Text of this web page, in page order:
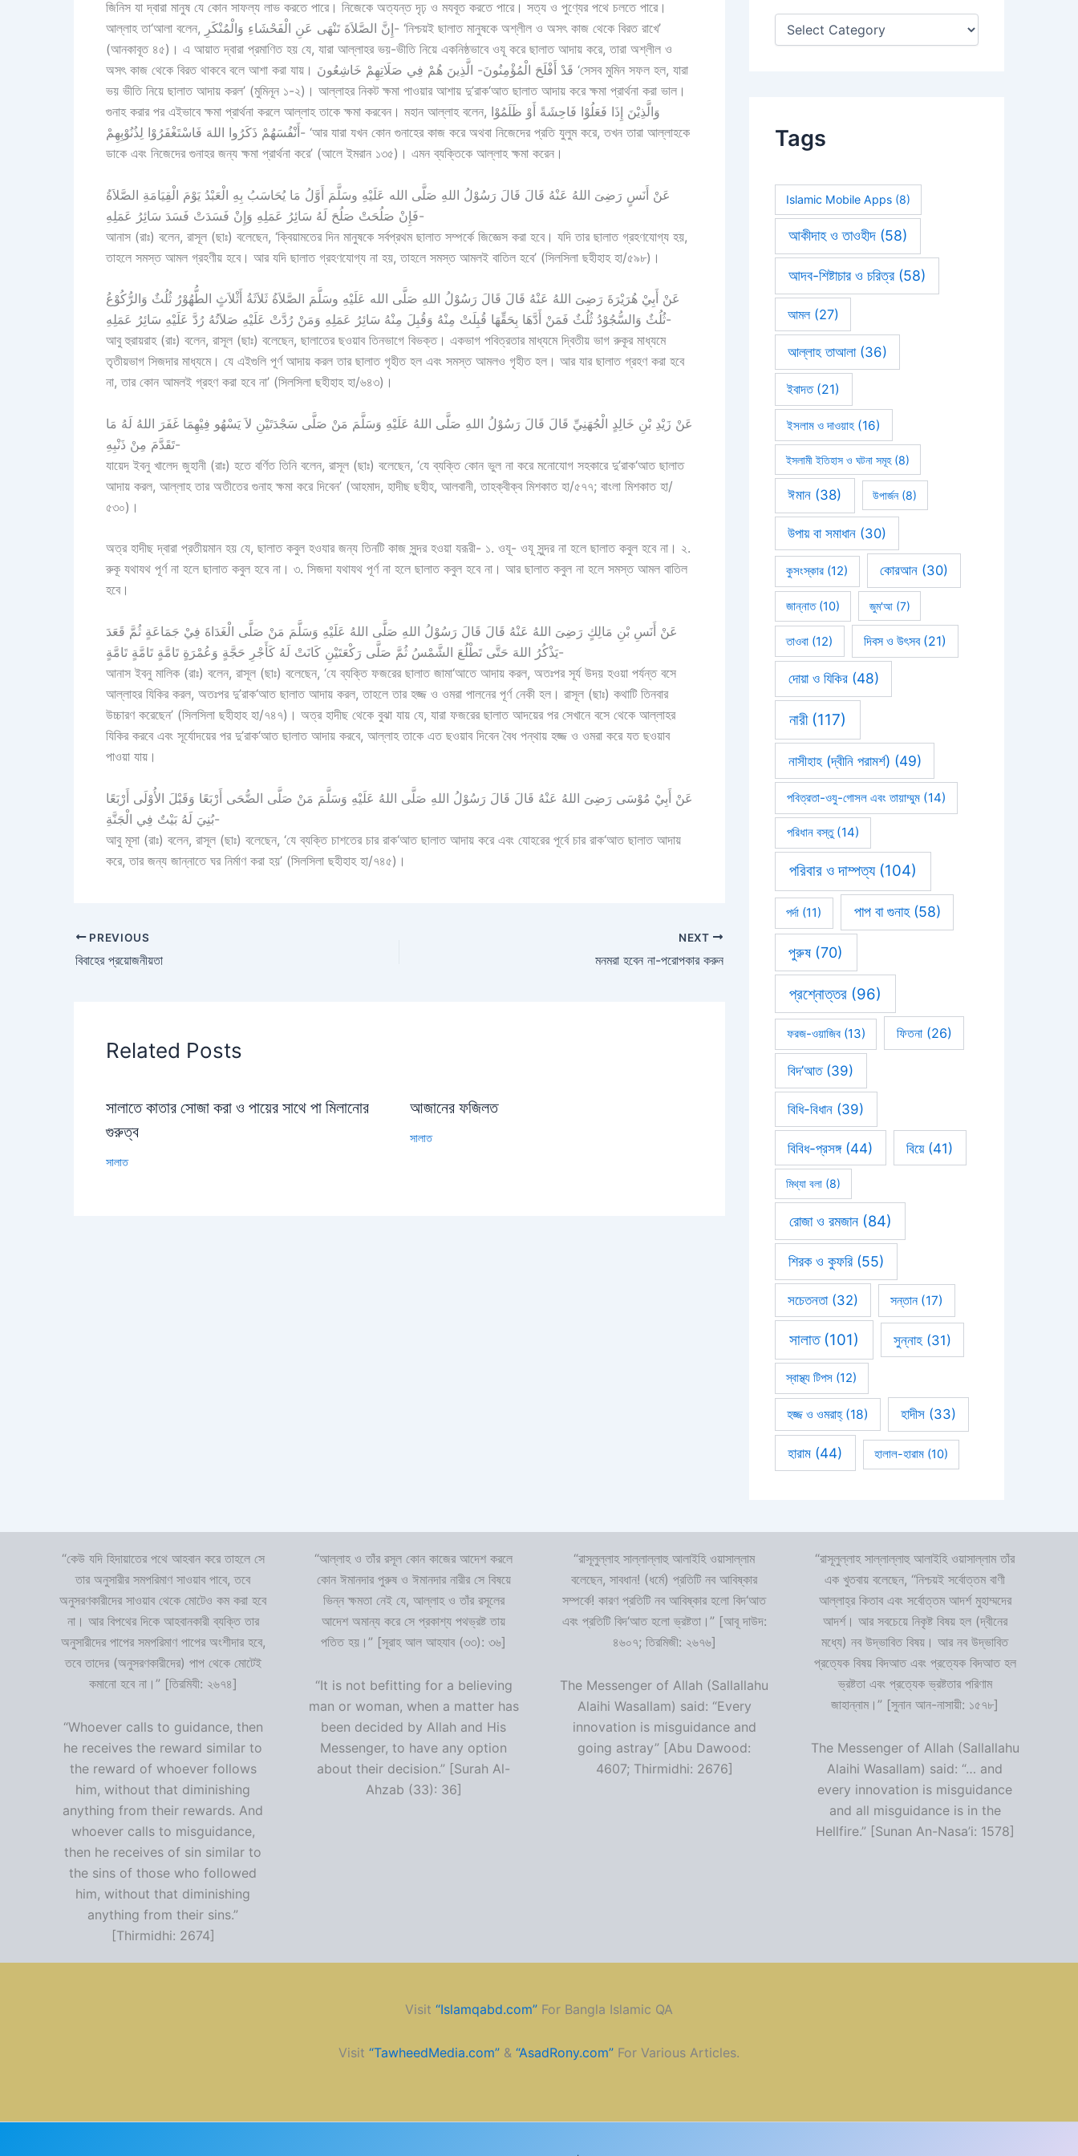
জিনিস যা দ্বারা মানুষ যে কোন সাফল্য লাভ করতে পারে। নিজেকে অত্যন্ত দৃঢ় ও মযবূত করতে পারে। সত্য ও পুণ্যের পথে চলতে পারে।
আল্লাহ তা‘আলা বলেন, إِنَّ الصَّلاَةَ تَنْهَى عَنِ الْفَحْشَاءِ وَالْمُنْكَرِ- ‘নিশ্চয়ই ছালাত মানুষকে অশ্লীল ও অসৎ কাজ থেকে বিরত রাখে’
(আনকাবূত ৪৫)। এ আয়াত দ্বারা প্রমাণিত হয় যে, যারা আল্লাহর ভয়-ভীতি নিয়ে একনিষ্ঠভাবে ওযূ করে ছালাত আদায় করে, তারা অশ্লীল ও
অসৎ কাজ থেকে বিরত থাকবে বলে আশা করা যায়। قَدْ أَفْلَحَ الْمُؤْمِنُونَ- الَّذِينَ هُمْ فِي صَلَاتِهِمْ خَاشِعُونَ ‘সেসব মুমিন সফল হল, যারা
ভয় ভীতি নিয়ে ছালাত আদায় করল’ (মুমিনূন ১-২)। আল্লাহর নিকট ক্ষমা পাওয়ার আশায় দু’রাক‘আত ছালাত আদায় করে ক্ষমা প্রার্থনা করা ভাল।
গুনাহ করার পর এইভাবে ক্ষমা প্রার্থনা করলে আল্লাহ তাকে ক্ষমা করবেন। মহান আল্লাহ বলেন, وَالَّذِيْنَ إِذَا فَعَلُوْا فَاحِشَةً أَوْ ظَلَمُوْا
أَنْفُسَهُمْ ذَكَرُوا اللهَ فَاسْتَغْفَرُوْا لِذُنُوْبِهِمْ- ‘আর যারা যখন কোন গুনাহের কাজ করে অথবা নিজেদের প্রতি যুলুম করে, তখন তারা আল্লাহকে
ডাকে এবং নিজেদের গুনাহর জন্য ক্ষমা প্রার্থনা করে’ (আলে ইমরান ১৩৫)। এমন ব্যক্তিকে আল্লাহ ক্ষমা করেন।
عَنْ أَنَسٍ رَضِىَ اللهُ عَنْهُ قَالَ قَالَ رَسُوْلُ اللهِ صَلَّى الله عَلَيْهِ وسَلَّمَ أَوَّلُ مَا يُحَاسَبُ بِهِ الْعَبْدُ يَوْمَ الْقِيَامَةِ الصَّلاَةُ
فَإِنْ صَلُحَتْ صَلُحَ لَهُ سَائِرُ عَمَلِهِ وَإِنْ فَسَدَتْ فَسَدَ سَائِرُ عَمَلِهِ-
আনাস (রাঃ) বলেন, রাসূল (ছাঃ) বলেছেন, ‘ক্বিয়ামতের দিন মানুষকে সর্বপ্রথম ছালাত সম্পর্কে জিজ্ঞেস করা হবে। যদি তার ছালাত গ্রহণযোগ্য হয়,
তাহলে সমস্ত আমল গ্রহণীয় হবে। আর যদি ছালাত গ্রহণযোগ্য না হয়, তাহলে সমস্ত আমলই বাতিল হবে’ (সিলসিলা ছহীহাহ হা/৫৯৮)।
عَنْ أَبِيْ هُرَيْرَةَ رَضِىَ اللهُ عَنْهُ قَالَ قَالَ رَسُوْلُ اللهِ صَلَّى الله عَلَيْهِ وسَلَّمَ الصَّلاَةُ ثَلاَثَةُ أَثْلاَثٍ الطُّهُوْرُ ثُلُثٌ وَالرُّكُوْعُ
ثُلُثٌ وَالسُّجُوْدُ ثُلُثٌ فَمَنْ أَدَّهَا بِحَقِّهَا قُبِلَتْ مِنْهُ وَقُبِلَ مِنْهُ سَائِرُ عَمَلِهِ وَمَنْ رُدَّتْ عَلَيْهِ صَلاَتُهُ رُدَّ عَلَيْهِ سَائِرُ عَمَلِهِ-
আবু হুরায়রাহ (রাঃ) বলেন, রাসূল (ছাঃ) বলেছেন, ছালাতের ছওয়াব তিনভাগে বিভক্ত। একভাগ পবিত্রতার মাধ্যমে দ্বিতীয় ভাগ রুকূর মাধ্যমে
তৃতীয়ভাগ সিজদার মাধ্যমে। যে এইগুলি পূর্ণ আদায় করল তার ছালাত গৃহীত হল এবং সমস্ত আমলও গৃহীত হল। আর যার ছালাত গ্রহণ করা হবে
না, তার কোন আমলই গ্রহণ করা হবে না’ (সিলসিলা ছহীহাহ হা/৬৪৩)।
عَنْ زَيْدِ بْنِ خَالِدٍ الْجُهَنِيِّ قَالَ قَالَ رَسُوْلُ اللهِ صَلَّى اللهُ عَلَيْهِ وَسَلَّمَ مَنْ صَلَّى سَجْدَتَيْنِ لاَ يَسْهُو فِيْهِمَا غَفَرَ اللهُ لَهُ مَا
تَقَدَّمَ مِنْ ذَنْبِهِ-
যায়েদ ইবনু খালেদ জুহানী (রাঃ) হতে বর্ণিত তিনি বলেন, রাসূল (ছাঃ) বলেছেন, ‘যে ব্যক্তি কোন ভুল না করে মনোযোগ সহকারে দু’রাক‘আত ছালাত
আদায় করল, আল্লাহ তার অতীতের গুনাহ ক্ষমা করে দিবেন’ (আহমাদ, হাদীছ ছহীহ, আলবানী, তাহক্বীক্ব মিশকাত হা/৫৭৭; বাংলা মিশকাত হা/
৫৩০)।
অত্র হাদীছ দ্বারা প্রতীয়মান হয় যে, ছালাত কবুল হওযার জন্য তিনটি কাজ সুন্দর হওয়া যরূরী- ১. ওযূ- ওযূ সুন্দর না হলে ছালাত কবুল হবে না। ২.
রুকূ যথাযথ পূর্ণ না হলে ছালাত কবুল হবে না। ৩. সিজদা যথাযথ পূর্ণ না হলে ছালাত কবুল হবে না। আর ছালাত কবুল না হলে সমস্ত আমল বাতিল
হবে।
عَنْ أَنَسِ بْنِ مَالِكٍ رَضِىَ اللهُ عَنْهُ قَالَ قَالَ رَسُوْلُ اللهِ صَلَّى اللهُ عَلَيْهِ وَسَلَّمَ مَنْ صَلَّى الْغَدَاةَ فِيْ جَمَاعَةٍ ثُمَّ قَعَدَ
يَذْكُرُ اللهَ حَتَّى تَطْلُعَ الشَّمْسُ ثُمَّ صَلَّى رَكْعَتَيْنِ كَانَتْ لَهُ كَأَجْرِ حَجَّةٍ وَعُمْرَةٍ تَامَّةٍ تَامَّةٍ تَامَّةٍ-
আনাস ইবনু মালিক (রাঃ) বলেন, রাসূল (ছাঃ) বলেছেন, ‘যে ব্যক্তি ফজরের ছালাত জামা‘আতে আদায় করল, অতঃপর সূর্য উদয় হওয়া পর্যন্ত বসে
আল্লাহর যিকির করল, অতঃপর দু’রাক‘আত ছালাত আদায় করল, তাহলে তার হজ্জ ও ওমরা পালনের পূর্ণ নেকী হল। রাসূল (ছাঃ) কথাটি তিনবার
উচ্চারণ করেছেন’ (সিলসিলা ছহীহাহ হা/৭৪৭)। অত্র হাদীছ থেকে বুঝা যায় যে, যারা ফজরের ছালাত আদয়ের পর সেখানে বসে থেকে আল্লাহর
যিকির করবে এবং সূর্যোদয়ের পর দু’রাক‘আত ছালাত আদায় করবে, আল্লাহ তাকে এত ছওয়াব দিবেন বৈধ পন্থায় হজ্জ ও ওমরা করে যত ছওয়াব
পাওয়া যায়।
عَنْ أَبِيْ مُوْسَى رَضِىَ اللهُ عَنْهُ قَالَ قَالَ رَسُوْلُ اللهِ صَلَّى اللهُ عَلَيْهِ وَسَلَّمَ مَنْ صَلَّى الضُّحَى أَرْبَعًا وَقَبْلَ الأُوْلَى أَرْبَعًا
بُنِيَ لَهُ بَيْتٌ فِي الْجَنَّةِ-
আবু মূসা (রাঃ) বলেন, রাসূল (ছাঃ) বলেছেন, ‘যে ব্যক্তি চাশতের চার রাক‘আত ছালাত আদায় করে এবং যোহরের পূর্বে চার রাক‘আত ছালাত আদায়
করে, তার জন্য জান্নাতে ঘর নির্মাণ করা হয়’ (সিলসিলা ছহীহাহ হা/৭৪৫)।
PREVIOUS
বিবাহের প্রয়োজনীয়তা
NEXT
মনমরা হবেন না-পরোপকার করুন
Related Posts
সালাতে কাতার সোজা করা ও পায়ের সাথে পা মিলানোর
গুরুত্ব
সালাত
আজানের ফজিলত
সালাত
:
Tags
Islamic Mobile Apps(8)
আকীদাহ ও তাওহীদ(58)
আদব-শিষ্টাচার ও চরিত্র(58)
আমল(27)
আল্লাহ তাআলা(36)
ইবাদত(21)
ইসলাম ও দাওয়াহ(16)
ইসলামী ইতিহাস ও ঘটনা সমূহ(8)
ঈমান (38) উপার্জন(8)
উপায় বা সমাধান(30)
কুসংস্কার (12) কোরআন(30)
জান্নাত(10) জুম'আ(7)
তাওবা (12) দিবস ও উৎসব(21)
দোয়া ও যিকির(48)
নারী(117)
নাসীহাহ (দ্বীনি পরামর্শ) (49)
পবিত্রতা-ওযু-গোসল এবং তায়াম্মুম(14)
পরিধান বস্তু(14)
পরিবার ও দাম্পত্য(104)
পর্দা (11) পাপ বা গুনাহ(58)
পুরুষ (70)
প্রশ্নোত্তর(96)
ফরজ-ওয়াজিব(13) ফিতনা(26)
বিদ’আত(39)
বিধি-বিধান (39)
বিবিধ-প্রসঙ্গ(44) বিয়ে(41)
মিথ্যা বলা(8)
রোজা ও রমজান(84)
শিরক ও কুফরি(55)
সচেতনতা(32) সন্তান(17)
সালাত(101) সুন্নাহ(31)
স্বাস্থ্য টিপস (12)
হজ্জ ও ওমরাহ্‌(18) হাদীস (33)
হারাম (44) হালাল-হারাম (10)
“কেউ যদি হিদায়াতের পথে আহবান করে তাহলে সে
তার অনুসারীর সমপরিমাণ সাওয়াব পাবে, তবে
অনুসরণকারীদের সাওয়াব থেকে মোটেও কম করা হবে
না। আর বিপথের দিকে আহবানকারী ব্যক্তি তার
অনুসারীদের পাপের সমপরিমাণ পাপের অংশীদার হবে,
তবে তাদের (অনুসরণকারীদের) পাপ থেকে মোটেই
কমানো হবে না।” [তিরমিযী: ২৬৭৪]
“Whoever calls to guidance, then
he receives the reward similar to
the reward of whoever follows
him, without that diminishing
anything from their rewards. And
whoever calls to misguidance,
then he receives of sin similar to
the sins of those who followed
him, without that diminishing
anything from their sins.”
[Thirmidhi: 2674]
“আল্লাহ ও তাঁর রসূল কোন কাজের আদেশ করলে
কোন ঈমানদার পুরুষ ও ঈমানদার নারীর সে বিষয়ে
ভিন্ন ক্ষমতা নেই যে, আল্লাহ ও তাঁর রসূলের
আদেশ অমান্য করে সে প্রকাশ্য পথভ্রষ্ট তায়
পতিত হয়।” [সূরাহ আল আহযাব (৩৩): ৩৬]
“It is not befitting for a believing
man or woman, when a matter has
been decided by Allah and His
Messenger, to have any option
about their decision.” [Surah Al-
Ahzab (33): 36]
“রাসূলুল্লাহ সাল্লাল্লাহু আলাইহি ওয়াসাল্লাম
বলেছেন, সাবধান! (ধর্মে) প্রতিটি নব আবিষ্কার
সম্পর্কে! কারণ প্রতিটি নব আবিষ্কার হলো বিদ‘আত
এবং প্রতিটি বিদ‘আত হলো ভ্রষ্টতা।” [আবূ দাউদ:
৪৬০৭; তিরমিজী: ২৬৭৬]
The Messenger of Allah (Sallallahu
Alaihi Wasallam) said: “Every
innovation is misguidance and
going astray” [Abu Dawood:
4607; Thirmidhi: 2676]
“রাসূলুল্লাহ সাল্লাল্লাহু আলাইহি ওয়াসাল্লাম তাঁর
এক খুতবায় বলেছেন, “নিশ্চয়ই সর্বোত্তম বাণী
আল্লাহ্‌র কিতাব এবং সর্বোত্তম আদর্শ মুহাম্মদের
আদর্শ। আর সবচেয়ে নিকৃষ্ট বিষয় হল (দ্বীনের
মধ্যে) নব উদ্ভাবিত বিষয়। আর নব উদ্ভাবিত
প্রত্যেক বিষয় বিদআত এবং প্রত্যেক বিদআত হল
ভ্রষ্টতা এবং প্রত্যেক ভ্রষ্টতার পরিণাম
জাহান্নাম।” [সুনান আন-নাসায়ী: ১৫৭৮]
The Messenger of Allah (Sallallahu
Alaihi Wasallam) said: “… and
every innovation is misguidance
and all misguidance is in the
Hellfire.” [Sunan An-Nasa’i: 1578]
Visit “Islamqabd.com” For Bangla Islamic QA
Visit “TawheedMedia.com” & “AsadRony.com” For Various Articles.